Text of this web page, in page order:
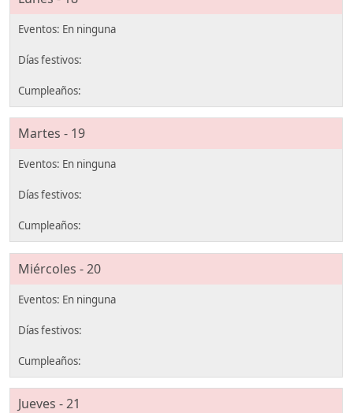
Martes - 19
Miércoles - 20
Jueves - 21